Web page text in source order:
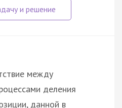
между
деления
данной в